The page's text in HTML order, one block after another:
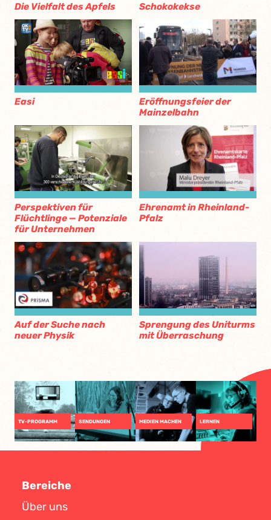
Die Vielfalt des Apfels Schokokekse
Easi
Eröffnungsfeier der
Mainzelbahn
Perspektiven für
Flüchtlinge — Potenziale
für Unternehmen
Ehrenamt in Rheinland-
Pfalz
Auf der Suche nach
neuer Physik
Sprengung des Uniturms
mit Überraschung
TV-PROGRAMM SENDUNGEN MEDIEN MACHEN LERNEN
Bereiche
Über uns